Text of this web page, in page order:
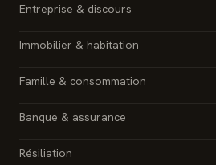
Entreprise & discours
Immobilier & habitation
Famille & consommation
Banque & assurance
Résiliation